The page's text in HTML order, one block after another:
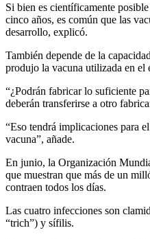
Si bien es científicamente
cinco años, es común que las
desarrollo, explicó.
También depende de la
produjo la vacuna utilizada en el
“¿Podrán fabricar lo suficiente
deberán transferirse a otro
“Eso tendrá implicaciones para
vacuna”, añade.
En junio, la Organización
que muestran que más de un
contraen todos los días.
Las cuatro infecciones son
“trich”) y sífilis.